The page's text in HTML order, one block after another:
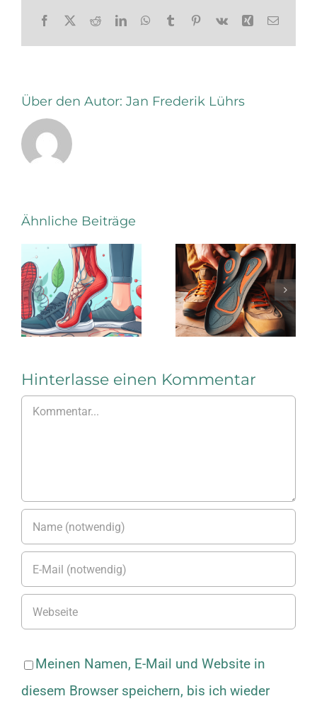
Facebook
X RedditLinkedInWhatsApp
TumblrPinterest
Vk Xing E-
Über den Autor: Jan Frederik Lührs
Ähnliche Beiträge
Die
Vorzüge
einer
sensomotorischen
Einlage
des Fuß-
durch
Einlagen
Hinterlasse einen Kommentar
Kommentar
Meinen Namen, E-Mail und Website in
diesem Browser speichern, bis ich wieder